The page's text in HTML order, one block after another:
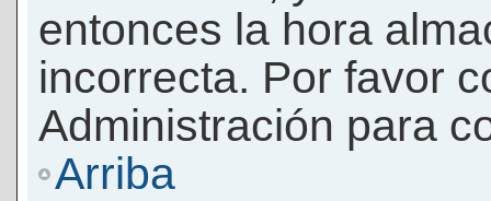
entonces la hora
incorrecta. Por favor
Administración para
Arriba